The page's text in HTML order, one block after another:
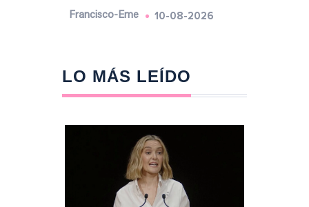
Francisco-Eme 10-08-2026
LO MÁS LEÍDO